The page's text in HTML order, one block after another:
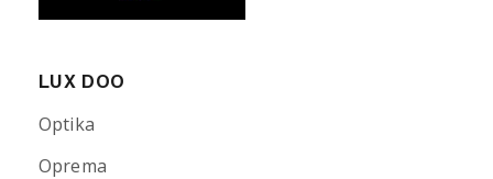
LUX DOO
Optika
Oprema